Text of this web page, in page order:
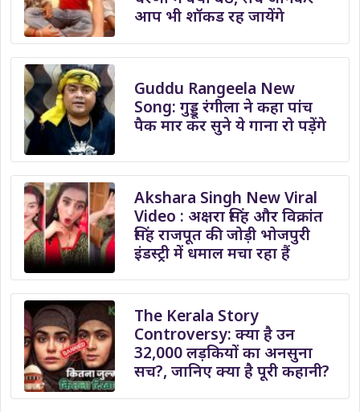
आप भी शॉकड रह जायेंगे
Guddu Rangeela New
Song: गुड्डू रंगीला ने कहा पांच
पैक मार कर सुने ये गाना रो पड़ेंगे
Akshara Singh New Viral
Video : अक्षरा सिंह और विक्रांत
सिंह राजपूत की जोड़ी भोजपुरी
इंडस्ट्री में धमाल मचा रहा हैं
The Kerala Story
Controversy: क्या है उन
32,000 लड़कियों का अनसुना
सच?, जानिए क्या है पूरी कहानी?